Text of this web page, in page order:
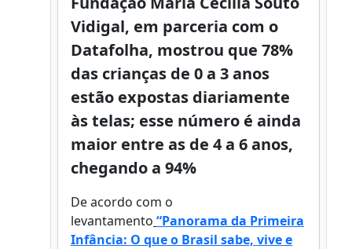
Vidigal, em parceria com o
Datafolha, mostrou que 78%
das crianças de 0 a 3 anos
estão expostas diariamente
às telas; esse número é ainda
maior entre as de 4 a 6 anos,
chegando a 94%
De acordo com o
levantamento “Panorama da Primeira
Infância: O que o Brasil sabe, vive e